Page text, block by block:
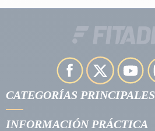
CATEGORÍAS PRINCIPALES
INFORMACIÓN PRÁCTICA